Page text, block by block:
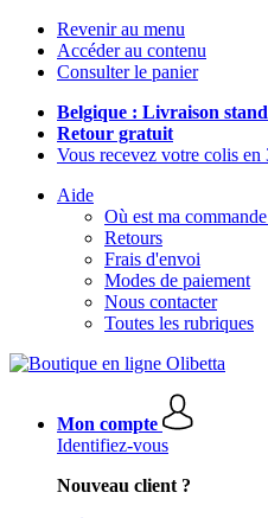
Revenir au menu
Accéder au contenu
Consulter le panier
Belgique : Livraison
Retour gratuit
Vous recevez votre colis en
Aide
Où est ma
Retours
Frais d'envoi
Modes de paiement
Nous contacter
Toutes les rubriques
Mon compte
Identifiez-vous
Nouveau client ?